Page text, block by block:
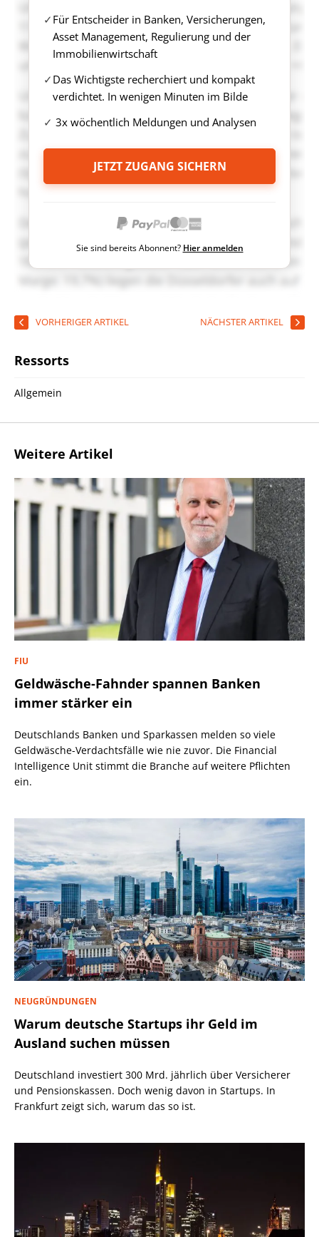
Für Entscheider in Banken, Versicherungen,
Asset Management, Regulierung und der
Immobilienwirtschaft
Das Wichtigste recherchiert und kompakt
verdichtet. In wenigen Minuten im Bilde
3x wöchentlich Meldungen und Analysen
JETZT ZUGANG SICHERN
Sie sind bereits Abonnent? Hier anmelden
VORHERIGER ARTIKEL NÄCHSTER ARTIKEL
Ressorts
Allgemein
Weitere Artikel
FIU
Geldwäsche-Fahnder spannen Banken
immer stärker ein
Deutschlands Banken und Sparkassen melden so viele
Geldwäsche-Verdachtsfälle wie nie zuvor. Die Financial
Intelligence Unit stimmt die Branche auf weitere Pflichten
ein.
NEUGRÜNDUNGEN
Warum deutsche Startups ihr Geld im
Ausland suchen müssen
Deutschland investiert 300 Mrd. jährlich über Versicherer
und Pensionskassen. Doch wenig davon in Startups. In
Frankfurt zeigt sich, warum das so ist.